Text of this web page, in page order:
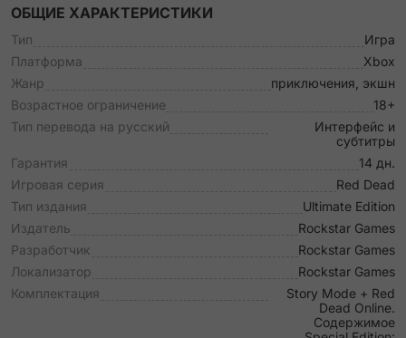
ОБЩИЕ ХАРАКТЕРИСТИКИ
Тип
Игра
Платформа
Xbox
Жанр
приключения, экшн
Возрастное ограничение
18+
Тип перевода на русский
Интерфейс и
субтитры
Гарантия
14 дн.
Игровая серия
Red Dead
Тип издания
Ultimate Edition
Издатель
Rockstar Games
Разработчик
Rockstar Games
Локализатор
Rockstar Games
Комплектация
Story Mode + Red
Dead Online.
Содержимое